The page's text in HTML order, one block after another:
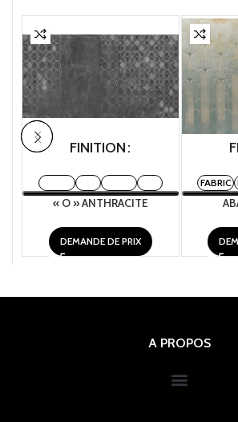
FINITION
« O » ANTHRACITE
DEMANDE DE PRIX
FABRIC
A PROPOS